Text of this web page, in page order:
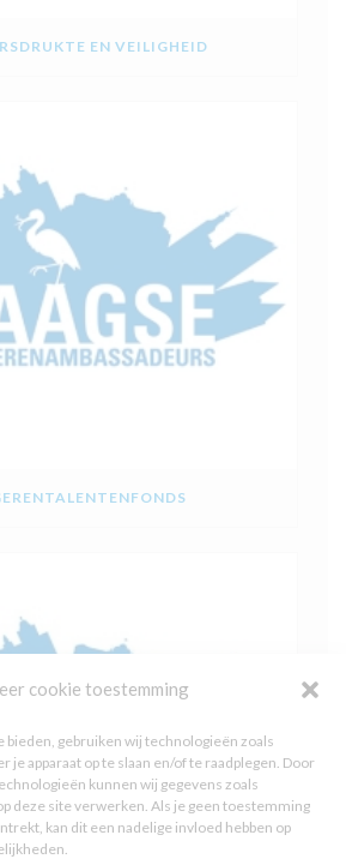
cookie toestemming
bieden, gebruiken wij technologieën zoals
je apparaat op te slaan en/of te raadplegen. Door
kunnen wij gegevens zoals
deze site verwerken. Als je geen toestemming
kan dit een nadelige invloed hebben op
EN VEILIGHEID